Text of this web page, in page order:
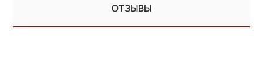
ОТЗЫВЫ